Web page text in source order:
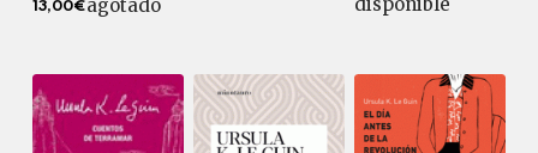
13,00€agotado